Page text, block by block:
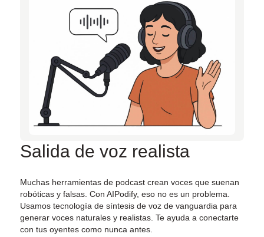
Salida de voz realista
Muchas herramientas de podcast crean voces que suenan
robóticas y falsas. Con AIPodify, eso no es un problema.
Usamos tecnología de síntesis de voz de vanguardia para
generar voces naturales y realistas. Te ayuda a conectarte
con tus oyentes como nunca antes.